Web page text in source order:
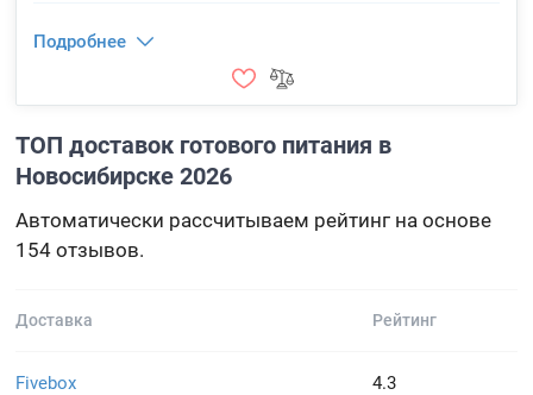
Подробнее
ТОП доставок готового питания в
Новосибирске 2026
Автоматически рассчитываем рейтинг на основе
154 отзывов.
Доставка Рейтинг
Fivebox 4.3